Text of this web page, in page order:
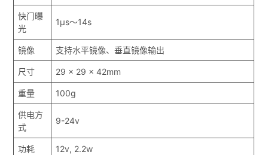
快门曝
光
1μs～14s
镜像 支持水平镜像、垂直镜像输出
尺寸 29 x 29 x 42mm
重量 100g
供电方
式
9-24v
功耗 12v, 2.2w